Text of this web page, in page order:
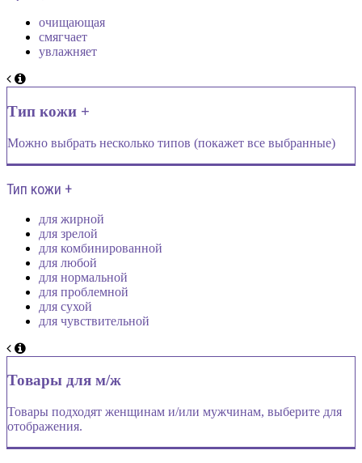
очищающая
смягчает
увлажняет
Тип кожи +
Можно выбрать несколько типов (покажет все выбранные)
Тип кожи +
для жирной
для зрелой
для комбинированной
для любой
для нормальной
для проблемной
для сухой
для чувствительной
Товары для м/ж
Товары подходят женщинам и/или мужчинам, выберите для
отображения.